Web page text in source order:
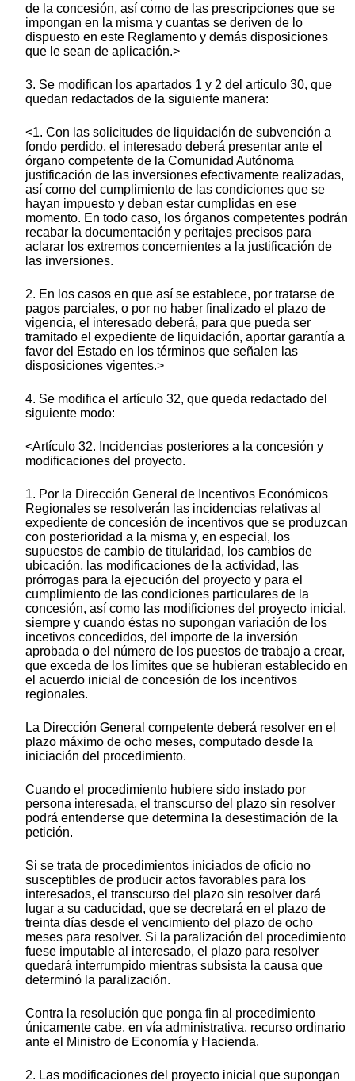
de la concesión, así como de las prescripciones que se
impongan en la misma y cuantas se deriven de lo
dispuesto en este Reglamento y demás disposiciones
que le sean de aplicación.>
3. Se modifican los apartados 1 y 2 del artículo 30, que
quedan redactados de la siguiente manera:
<1. Con las solicitudes de liquidación de subvención a
fondo perdido, el interesado deberá presentar ante el
órgano competente de la Comunidad Autónoma
justificación de las inversiones efectivamente realizadas,
así como del cumplimiento de las condiciones que se
hayan impuesto y deban estar cumplidas en ese
momento. En todo caso, los órganos competentes podrán
recabar la documentación y peritajes precisos para
aclarar los extremos concernientes a la justificación de
las inversiones.
2. En los casos en que así se establece, por tratarse de
pagos parciales, o por no haber finalizado el plazo de
vigencia, el interesado deberá, para que pueda ser
tramitado el expediente de liquidación, aportar garantía a
favor del Estado en los términos que señalen las
disposiciones vigentes.>
4. Se modifica el artículo 32, que queda redactado del
siguiente modo:
<Artículo 32. Incidencias posteriores a la concesión y
modificaciones del proyecto.
1. Por la Dirección General de Incentivos Económicos
Regionales se resolverán las incidencias relativas al
expediente de concesión de incentivos que se produzcan
con posterioridad a la misma y, en especial, los
supuestos de cambio de titularidad, los cambios de
ubicación, las modificaciones de la actividad, las
prórrogas para la ejecución del proyecto y para el
cumplimiento de las condiciones particulares de la
concesión, así como las modificiones del proyecto inicial,
siempre y cuando éstas no supongan variación de los
incetivos concedidos, del importe de la inversión
aprobada o del número de los puestos de trabajo a crear,
que exceda de los límites que se hubieran establecido en
el acuerdo inicial de concesión de los incentivos
regionales.
La Dirección General competente deberá resolver en el
plazo máximo de ocho meses, computado desde la
iniciación del procedimiento.
Cuando el procedimiento hubiere sido instado por
persona interesada, el transcurso del plazo sin resolver
podrá entenderse que determina la desestimación de la
petición.
Si se trata de procedimientos iniciados de oficio no
susceptibles de producir actos favorables para los
interesados, el transcurso del plazo sin resolver dará
lugar a su caducidad, que se decretará en el plazo de
treinta días desde el vencimiento del plazo de ocho
meses para resolver. Si la paralización del procedimiento
fuese imputable al interesado, el plazo para resolver
quedará interrumpido mientras subsista la causa que
determinó la paralización.
Contra la resolución que ponga fin al procedimiento
únicamente cabe, en vía administrativa, recurso ordinario
ante el Ministro de Economía y Hacienda.
2. Las modificaciones del proyecto inicial que supongan